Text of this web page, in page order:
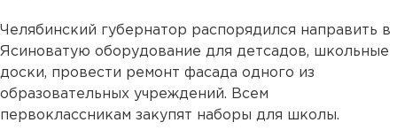
Челябинский губернатор распорядился направить в
Ясиноватую оборудование для детсадов, школьные
доски, провести ремонт фасада одного из
образовательных учреждений. Всем
первоклассникам закупят наборы для школы.